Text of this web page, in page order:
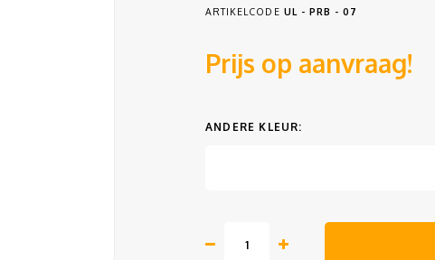
ARTIKELCODE UL - PRB - 07
Prijs op aanvraag!
ANDERE KLEUR: